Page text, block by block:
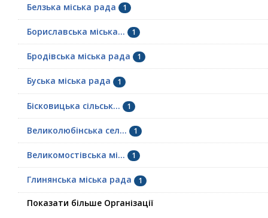
Белзька міська рада 1
Бориславська міська... 1
Бродівська міська рада 1
Буська міська рада 1
Бісковицька сільськ... 1
Великолюбінська сел... 1
Великомостівська мі... 1
Глинянська міська рада 1
Показати більше Організації